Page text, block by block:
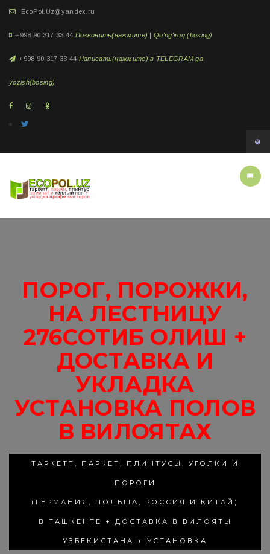
EcoPol.Uz@yandex.ru
+998 90 317 33 44 Позвонить(нажмите) | Qo'ng'iroq (bosing)
+998 90 317 33 44 Написать(нажмите) в TELEGRAM ga
yozish(bosing)
ПОРОГ, ПОРОЖКИ,
НА ЛЕСТНИЦУ
276СОТИБ ОЛИШ +
ДОСТАВКА И
УКЛАДКА
УСТАНОВКА ПОЛОВ
В ВИЛОЯТАХ
ТАРКЕТТ, ПАРКЕТ, ПЛИНТУСЫ, УГОЛКИ И
ПОРОГИ
(ГЕРМАНИЯ, ПОЛЬША, РОССИЯ И КИТАЙ)
В ТАШКЕНТЕ + ДОСТАВКА В ВИЛОЯТЫ
УЗБЕКИСТАНА + УСТАНОВКА